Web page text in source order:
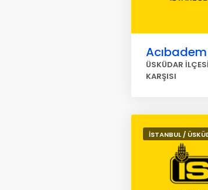
ÜSKÜDAR
KARŞISI
İSTANBUL /